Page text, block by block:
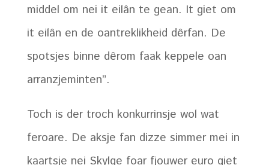
middel om nei it eilân te gean. It giet om
it eilân en de oantreklikheid dêrfan. De
spotsjes binne dêrom faak keppele oan
arranzjeminten”.
Toch is der troch konkurrinsje wol wat
feroare. De aksje fan dizze simmer mei in
kaartsje nei Skylge foar fjouwer euro giet